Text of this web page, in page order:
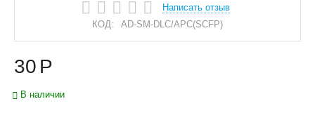
Написать отзыв
КОД:
AD-SM-DLC/APC(SCFP)
30 Р
В наличии